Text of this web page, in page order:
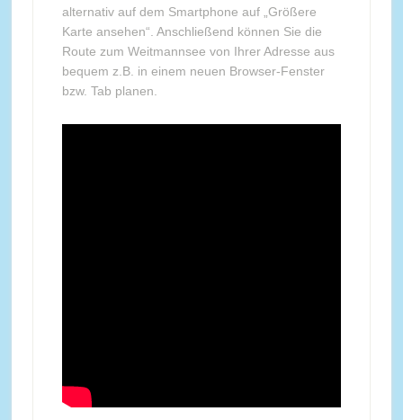
alternativ auf dem Smartphone auf „Größere
Karte ansehen“. Anschließend können Sie die
Route zum Weitmannsee von Ihrer Adresse aus
bequem z.B. in einem neuen Browser-Fenster
bzw. Tab planen.